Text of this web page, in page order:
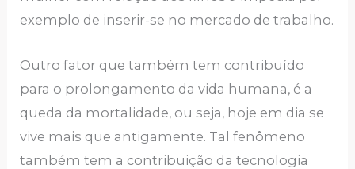
exemplo de inserir-se no mercado de trabalho.
Outro fator que também tem contribuído
para o prolongamento da vida humana, é a
queda da mortalidade, ou seja, hoje em dia se
vive mais que antigamente. Tal fenômeno
também tem a contribuição da tecnologia